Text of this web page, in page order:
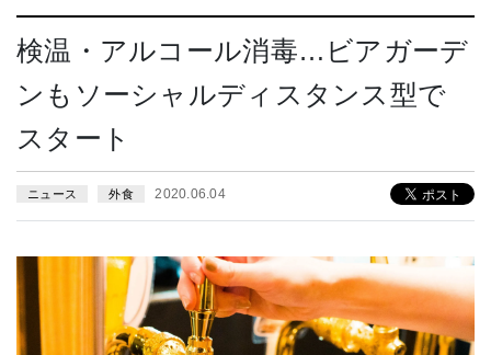
検温・アルコール消毒…ビアガーデ
ンもソーシャルディスタンス型で
スタート
ニュース 外食 2020.06.04